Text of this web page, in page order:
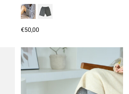
€50,00